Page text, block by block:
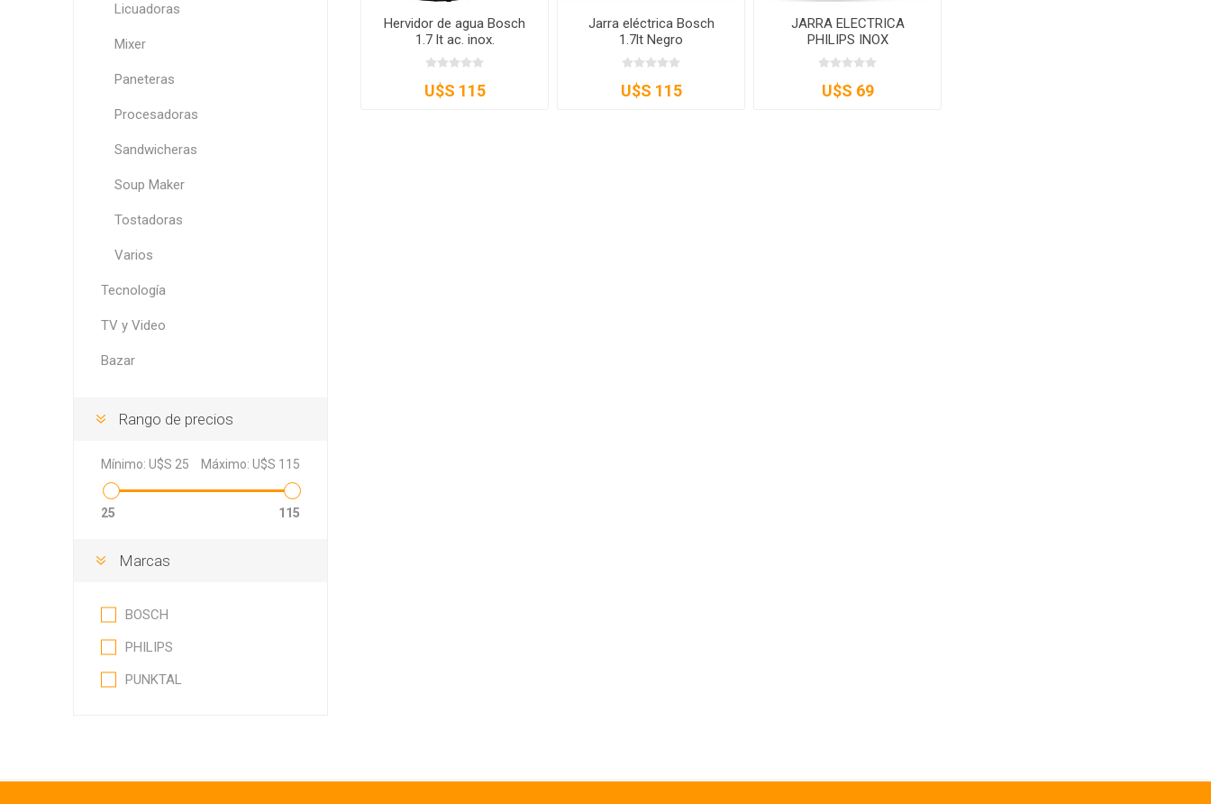
Hervidor de agua Bosch
1.7 lt ac. inox.
U$S 115
Jarra eléctrica Bosch
1.7lt Negro
U$S 115
JARRA ELECTRICA
PHILIPS INOX
U$S 69
Licuadoras
Mixer
Paneteras
Procesadoras
Sandwicheras
Soup Maker
Tostadoras
Varios
Tecnología
TV y Video
Bazar
Rango de precios
Mínimo: U$S 25 Máximo: U$S 115
25 115
Marcas
BOSCH
PHILIPS
PUNKTAL